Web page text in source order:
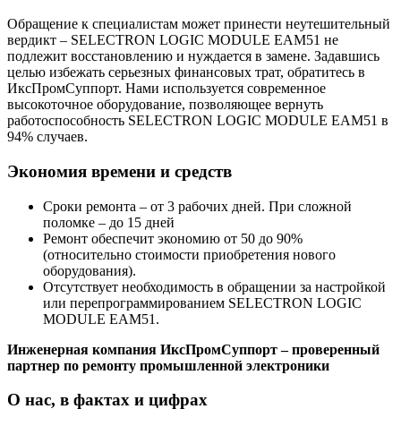
Обращение к специалистам может принести неутешительный
вердикт – SELECTRON LOGIC MODULE EAM51 не
подлежит восстановлению и нуждается в замене. Задавшись
целью избежать серьезных финансовых трат, обратитесь в
ИксПромСуппорт. Нами используется современное
высокоточное оборудование, позволяющее вернуть
работоспособность SELECTRON LOGIC MODULE EAM51 в
94% случаев.
Экономия времени и средств
Сроки ремонта – от 3 рабочих дней. При сложной
поломке – до 15 дней
Ремонт обеспечит экономию от 50 до 90%
(относительно стоимости приобретения нового
оборудования).
Отсутствует необходимость в обращении за настройкой
или перепрограммированием SELECTRON LOGIC
MODULE EAM51.
Инженерная компания ИксПромСуппорт – проверенный
партнер по ремонту промышленной электроники
О нас, в фактах и цифрах